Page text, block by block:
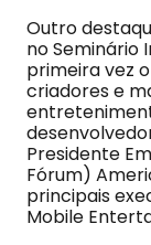
Outro
no Seminário
primeira vez
criadores e
Presidente
Fórum)
principais
Mobile